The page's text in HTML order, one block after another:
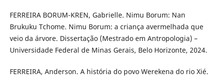
FERREIRA BORUM-KREN, Gabrielle. Nimu Borum: Nan
Brukuku Tchome. Nimu Borum: a criança avermelhada que
veio da árvore. Dissertação (Mestrado em Antropologia) –
Universidade Federal de Minas Gerais, Belo Horizonte, 2024.
FERREIRA, Anderson. A história do povo Werekena do rio Xié.